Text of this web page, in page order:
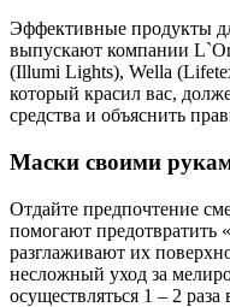
Эффективные продукты
выпускают компании
(Illumi Lights), Wella
который красил вас,
средства и объяснить
Маски своими
Отдайте предпочтение
помогают предотвратить
разглаживают их
несложный уход за
осуществляться 1 – 2 раза